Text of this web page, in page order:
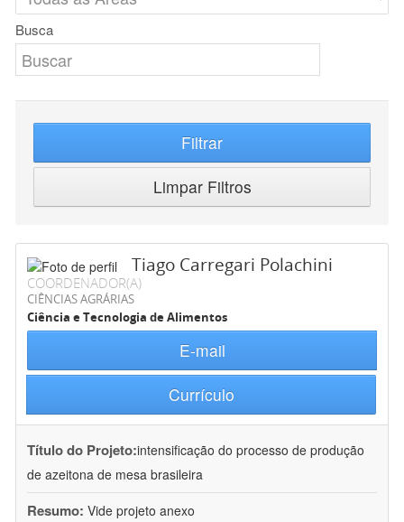
Busca
Filtrar
Limpar Filtros
Tiago Carregari Polachini
COORDENADOR(A)
CIÊNCIAS AGRÁRIAS
Ciência e Tecnologia de Alimentos
E-mail
Currículo
Título do Projeto:intensificação do processo de produção
de azeitona de mesa brasileira
Resumo: Vide projeto anexo